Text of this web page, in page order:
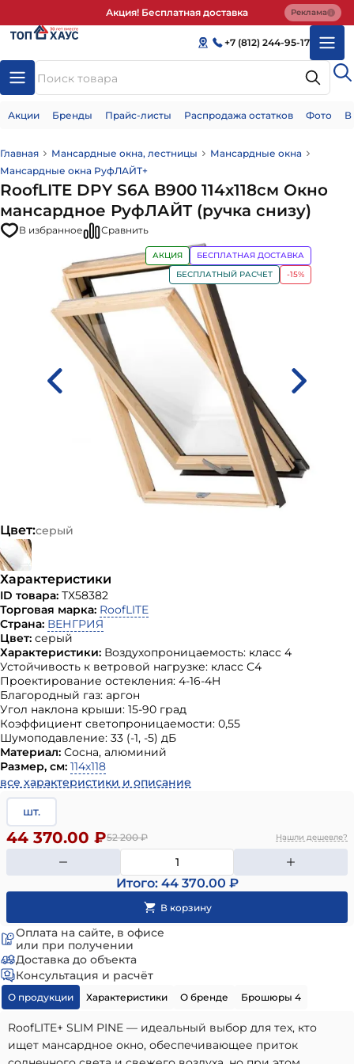
Акция! Бесплатная доставка Реклама
+7 (812) 244-95-17
Акции Бренды Прайс-листы Распродажа остатков Фото
Главная Мансардные окна, лестницы
Мансардные окна
Мансардные окна РуфЛАЙТ+
RoofLITE DPY S6A B900 114х118см Окно
мансардное РуфЛАЙТ (ручка снизу)
В избранное Сравнить
АКЦИЯ
БЕСПЛАТНАЯ ДОСТАВКА
БЕСПЛАТНЫЙ РАСЧЕТ
-15%
Цвет:серый
Характеристики
ID товара: ТХ58382
Торговая марка: RoofLITE
Страна: ВЕНГРИЯ
Цвет: серый
Характеристики: Воздухопроницаемость: класс 4
Устойчивость к ветровой нагрузке: класс С4
Проектирование остекления: 4-16-4H
Благородный газ: аргон
Угол наклона крыши: 15-90 град
Коэффициент светопроницаемости: 0,55
Шумоподавление: 33 (-1, -5) дБ
Материал: Сосна, алюминий
Размер, см: 114х118
все характеристики и описание
шт.
52 200₽
44 370.00 ₽ Нашли дешевле?
Итого: 44 370.00 ₽
Оплата на сайте, в офисе
или при получении
Доставка до объекта
Консультация и расчёт
О продукции Характеристики О бренде Брошюры 4
RoofLITE+ SLIM PINE — идеальный выбор для тех, кто
ищет мансардное окно, обеспечивающее приток